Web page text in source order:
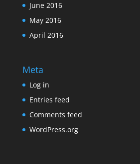
June 2016
May 2016
April 2016
Meta
Log in
Entries feed
Comments feed
WordPress.org